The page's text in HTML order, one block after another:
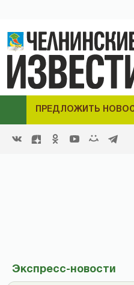
ПРЕДЛОЖИТЬ
Экспресс-новости